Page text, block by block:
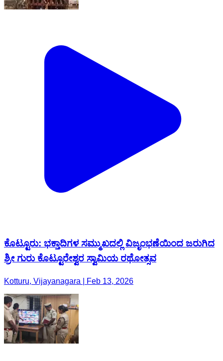
ಕೊಟ್ಟೂರು: ಭಕ್ತಾದಿಗಳ ಸಮ್ಮುಖದಲ್ಲಿ ವಿಜೃಂಭಣೆಯಿಂದ ಜರುಗಿದ
ಶ್ರೀ ಗುರು ಕೊಟ್ಟೂರೇಶ್ವರ ಸ್ವಾಮಿಯ ರಥೋತ್ಸವ
Kotturu, Vijayanagara | Feb 13, 2026